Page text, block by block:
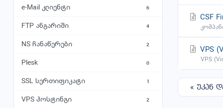
ვირტუალური მანქანები
გამოყოფილი სერვერები
ვირტუალური მანქანები
STD. VPS HOSTING
ვირტუალური მანქანები
FTP HOSTING
3
e-Mail კლიენტი 6
FTP ანგარიში 4
NS ჩანაწერები 2
Plesk 0
SSL სერთიფიკატი 1
VPS ჰოსტინგი 2
CSF
VPS
VPS
« უკან